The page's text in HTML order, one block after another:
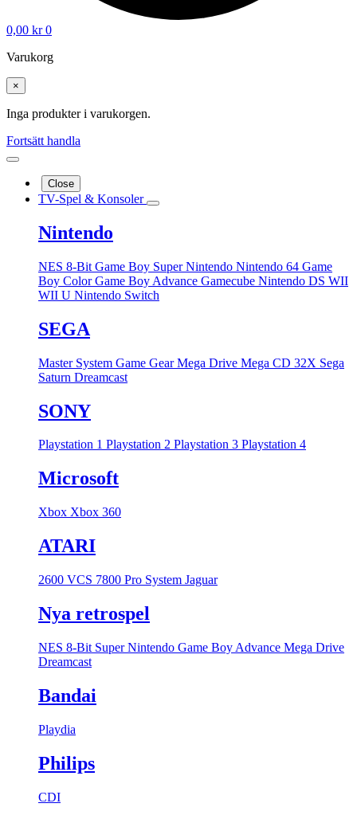
0,00 kr 0
Varukorg
×
Inga produkter i varukorgen.
Fortsätt handla
Close
TV-Spel & Konsoler
Nintendo
NES 8-Bit Game Boy Super Nintendo Nintendo 64 Game
Boy ColorGame Boy Advance Gamecube Nintendo DS WII
WII U Nintendo Switch
SEGA
Master System Game GearMega Drive Mega CD 32X Sega
Saturn Dreamcast
SONY
Playstation 1 Playstation 2 Playstation 3 Playstation 4
Microsoft
Xbox Xbox 360
ATARI
2600 VCS 7800 Pro System Jaguar
Nya retrospel
NES 8-Bit Super Nintendo Game Boy Advance Mega Drive
Dreamcast
Bandai
Playdia
Philips
CDI